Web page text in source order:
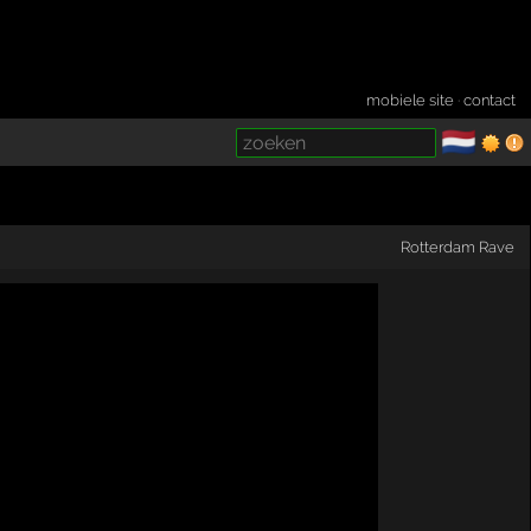
mobiele site ·contact
🇳🇱
Rotterdam Rave